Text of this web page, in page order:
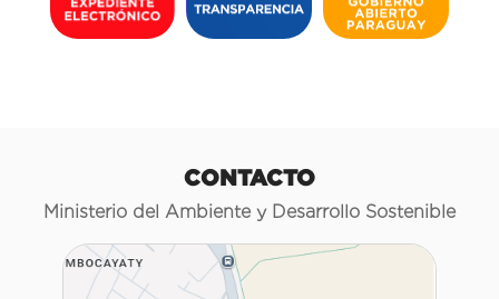
CONTACTO
Ministerio del Ambiente y Desarrollo Sostenible